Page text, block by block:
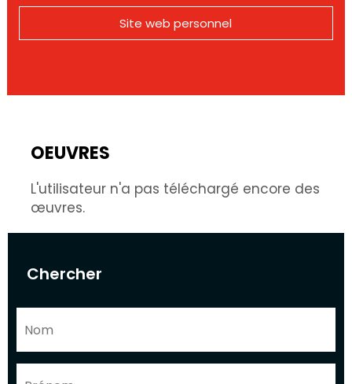
Chercher
Site web personnel
OEUVRES
L'utilisateur n'a pas téléchargé encore des
œuvres.